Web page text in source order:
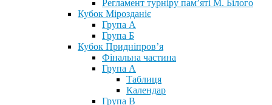
Регламент турніру пам’яті М. Білого
Кубок Мірозданіє
Група А
Група Б
Кубок Придніпров’я
Фінальна частина
Група А
Таблиця
Календар
Група В